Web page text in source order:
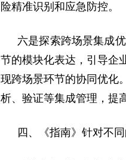
险精准识别和应急防控。
六是探索跨场景集成
节的模块化表达，引导企
现跨场景环节的协同优化
析、验证等集成管理，提
四、《指南》针对不